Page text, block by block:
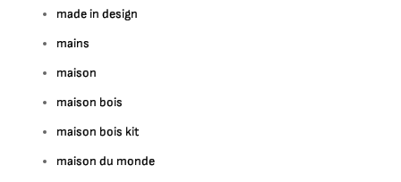
made in design
mains
maison
maison bois
maison bois kit
maison du monde